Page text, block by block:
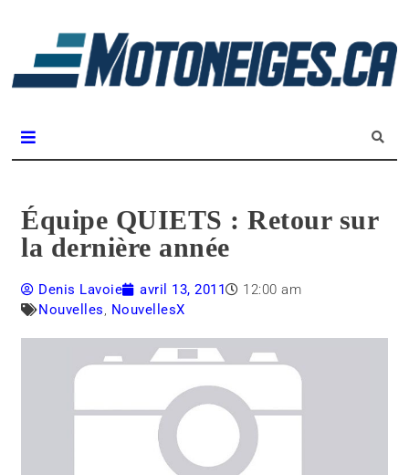
Équipe QUIETS : Retour sur
la dernière année
Denis Lavoie avril 13, 2011
12:00 am
Nouvelles, NouvellesX